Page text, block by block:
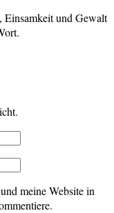
und Gewalt
meine Website in